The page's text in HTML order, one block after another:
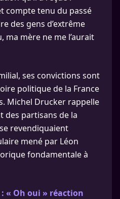
compte tenu du passé
des gens d’extrême
mère ne me l’aurait
ses convictions sont
politique de la France
Michel Drucker rappelle
des partisans de la
revendiquaient
mené par Léon
fondamentale à
« Oh oui » réaction